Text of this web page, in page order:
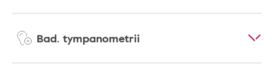
Bad. tympanometrii